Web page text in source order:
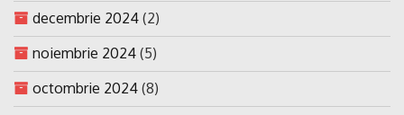
decembrie 2024 (2)
noiembrie 2024 (5)
octombrie 2024 (8)